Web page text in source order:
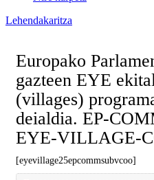
Lehendakaritza
Europako
gazteen EYE
(villages)
deialdia. EP-
EYE-VILLAGE-
[eyevillage25epcommsubvcoo]